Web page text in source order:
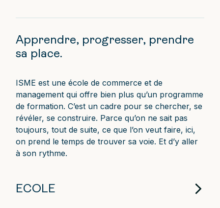
Apprendre, progresser, prendre
sa place.
ISME est une école de commerce et de
management qui offre bien plus qu’un programme
de formation. C’est un cadre pour se chercher, se
révéler, se construire. Parce qu’on ne sait pas
toujours, tout de suite, ce que l’on veut faire, ici,
on prend le temps de trouver sa voie. Et d’y aller
à son rythme.
ECOLE